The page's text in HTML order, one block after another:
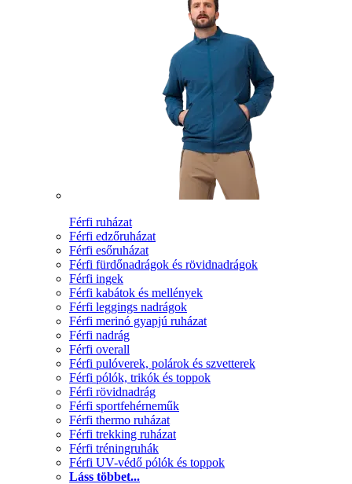
Férfi ruházat
Férfi edzőruházat
Férfi esőruházat
Férfi fürdőnadrágok és rövidnadrágok
Férfi ingek
Férfi kabátok és mellények
Férfi leggings nadrágok
Férfi merinó gyapjú ruházat
Férfi nadrág
Férfi overall
Férfi pulóverek, polárok és szvetterek
Férfi pólók, trikók és toppok
Férfi rövidnadrág
Férfi sportfehérneműk
Férfi thermo ruházat
Férfi trekking ruházat
Férfi tréningruhák
Férfi UV-védő pólók és toppok
Láss többet...